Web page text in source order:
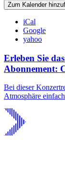
Zum Kalender
iCal
Google
yahoo
Erleben Sie
Abonnement:
Bei dieser
Atmosphäre